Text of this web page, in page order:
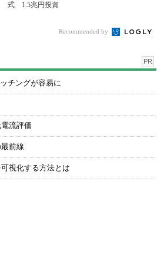
式 1.5兆円投資
Recommended by
PR
チングが容易に
流評価
前線
視化する方法とは